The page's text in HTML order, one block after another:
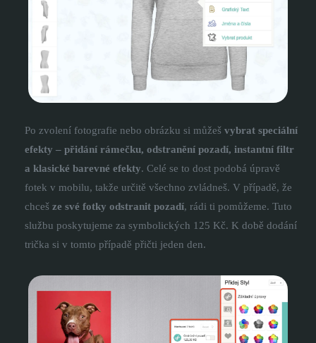
Po zvolení fotografie nebo obrázku si můžeš vybrat speciální
efekty – přidání rámečku, odstranění pozadí, instantní filtr
a klasické barevné efekty. Celé se to dost podobá úpravě
fotek v mobilu, takže určitě všechno zvládneš. V případě, že
chceš ze své fotky odstranit pozadí, rádi ti pomůžeme. Tuto
službu poskytujeme za symbolických 125 Kč. K době dodání
trička si v tomto případě přičti jeden den.